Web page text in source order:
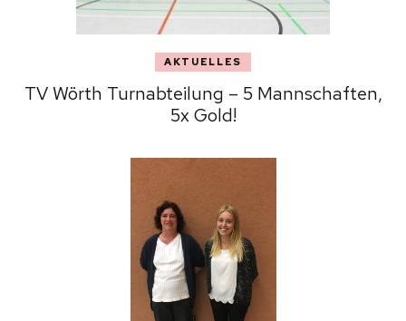
AKTUELLES
TV Wörth Turnabteilung – 5 Mannschaften,
5x Gold!